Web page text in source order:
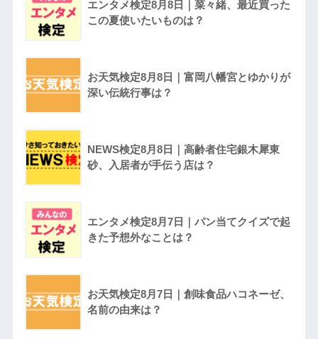
エンタメ検定8月8日｜菜々緒、最近買った
この夏使いたいものは？
お天気検定8月8日｜富岡八幡宮とゆかりが
深い伝統行事は？
NEWS検定8月8日｜高齢者住宅銀木犀東
砂、入居者が手伝う店は？
エンタメ検定8月7日｜パン当てクイズで起
きた予想外なことは？
お天気検定8月7日｜創味食品ハコネーゼ、
名前の由来は？